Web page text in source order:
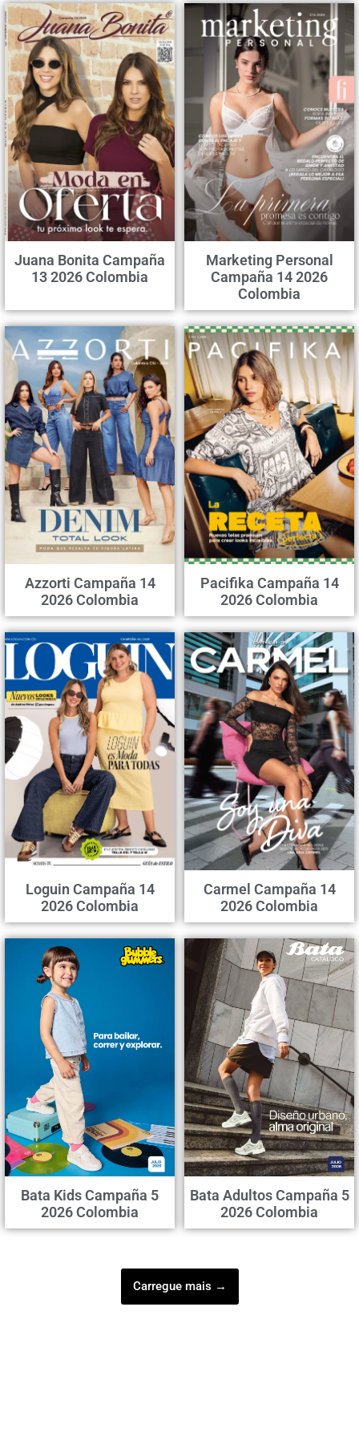
Juana Bonita Campaña
13 2026 Colombia
Marketing Personal
Campaña 14 2026
Colombia
Azzorti Campaña 14
2026 Colombia
Pacifika Campaña 14
2026 Colombia
Loguin Campaña 14
2026 Colombia
Carmel Campaña 14
2026 Colombia
Bata Kids Campaña 5
2026 Colombia
Bata Adultos Campaña 5
2026 Colombia
Carregue mais →